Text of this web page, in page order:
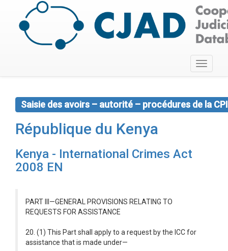
Toggle
Saisie des avoirs – autorité – procédures de la CPI
République du Kenya
Kenya - International Crimes Act
2008 EN
PART III—GENERAL PROVISIONS RELATING TO
REQUESTS FOR ASSISTANCE
20. (1) This Part shall apply to a request by the ICC for
assistance that is made under—